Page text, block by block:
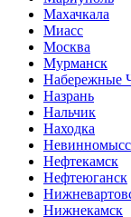
Махачкала
Миасс
Москва
Мурманск
Набережные
Назрань
Нальчик
Находка
Нефтекамск
Нефтеюганск
Нижнекамск